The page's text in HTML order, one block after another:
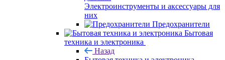
Электроинструменты и аксессуары для
них
Предохранители
Бытовая
техника и электроника
Назад